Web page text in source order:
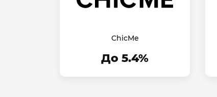
ChicMe
До 5.4%